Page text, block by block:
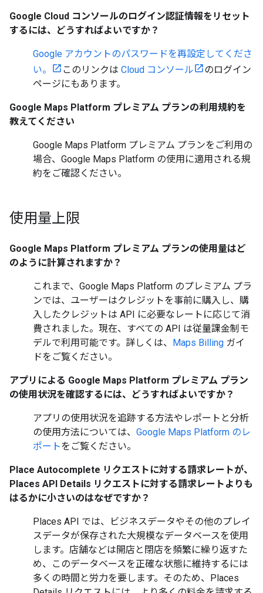
Google Cloud コンソールのログイン認証情報をリセット
するには、どうすればよいですか？
Google アカウントのパスワードを再設定してくださ
い。
このリンクは Cloud コンソール
のログイン
ページにもあります。
Google Maps Platform プレミアム プランの利用規約を
教えてください
Google Maps Platform プレミアム プランをご利用の
場合、Google Maps Platform の使用に適用される規
約をご確認ください。
使用量上限
Google Maps Platform プレミアム プランの使用量はど
のように計算されますか？
これまで、Google Maps Platform のプレミアム プラ
ンでは、ユーザーはクレジットを事前に購入し、購
入したクレジットは API に必要なレートに応じて消
費されました。現在、すべての API は従量課金制モ
デルで利用可能です。詳しくは、 Maps Billing ガイ
ドをご覧ください。
アプリによる Google Maps Platform プレミアム プラン
の使用状況を確認するには、どうすればよいですか？
アプリの使用状況を追跡する方法やレポートと分析
の使用方法については、 Google Maps Platform のレ
ポートをご覧ください。
Place Autocomplete リクエストに対する請求レートが、
Places API Details リクエストに対する請求レートよりも
はるかに小さいのはなぜですか？
Places API では、ビジネスデータやその他のプレイ
スデータが保存された大規模なデータベースを使用
します。店舗などは開店と閉店を頻繁に繰り返すた
め、このデータベースを正確な状態に維持するには
多くの時間と労力を要します。そのため、Places